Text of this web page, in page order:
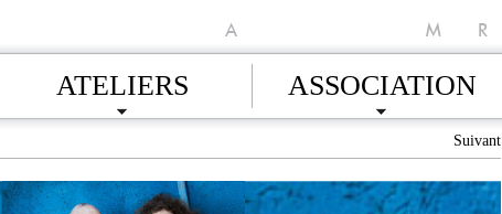
A M R
ATELIERS ASSOCIATION
Suivant